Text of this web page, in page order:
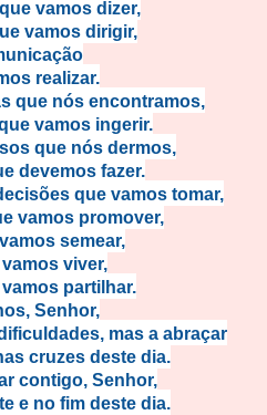
vamos dizer,
vamos dirigir,
realizar.
que nós encontramos,
vamos ingerir.
que nós dermos,
devemos fazer.
que vamos tomar,
vamos promover,
semear,
viver,
partilhar.
Senhor,
mas a abraçar
cruzes deste dia.
contigo, Senhor,
e no fim deste dia.